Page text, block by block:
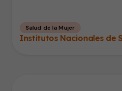
Salud de la Mujer
Institutos Nacionales de